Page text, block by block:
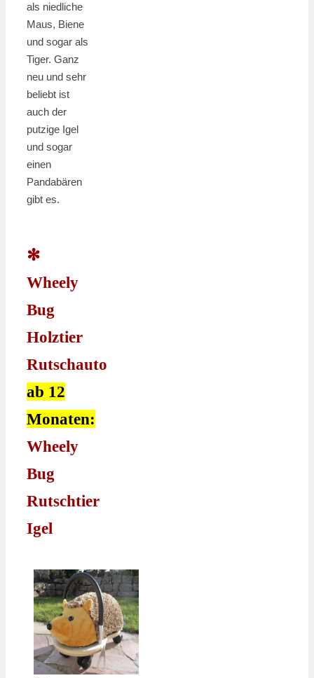
als niedliche
Maus, Biene
und sogar als
Tiger. Ganz
neu und sehr
beliebt ist
auch der
putzige Igel
und sogar
einen
Pandabären
gibt es.
✻
Wheely
Bug
Holztier
Rutschauto
ab 12
Monaten:
Wheely
Bug
Rutschtier
Igel